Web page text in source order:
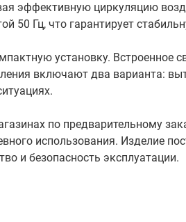
эффективную циркуляцию
50 Гц, что гарантирует
установку. Встроенное
включают два варианта:
по предварительному
использования. Изделие
и безопасность эксплуатации.